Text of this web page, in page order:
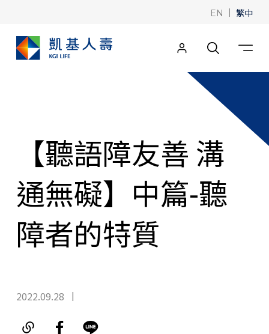
EN | 繁中
【聽語障友善 溝
通無礙】中篇-聽
障者的特質
2022.09.28